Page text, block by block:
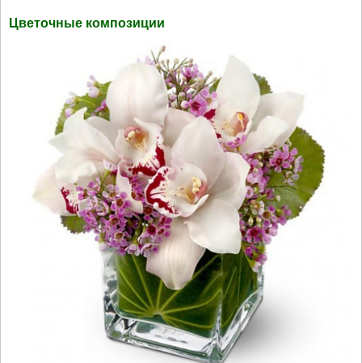
Цветочные композиции